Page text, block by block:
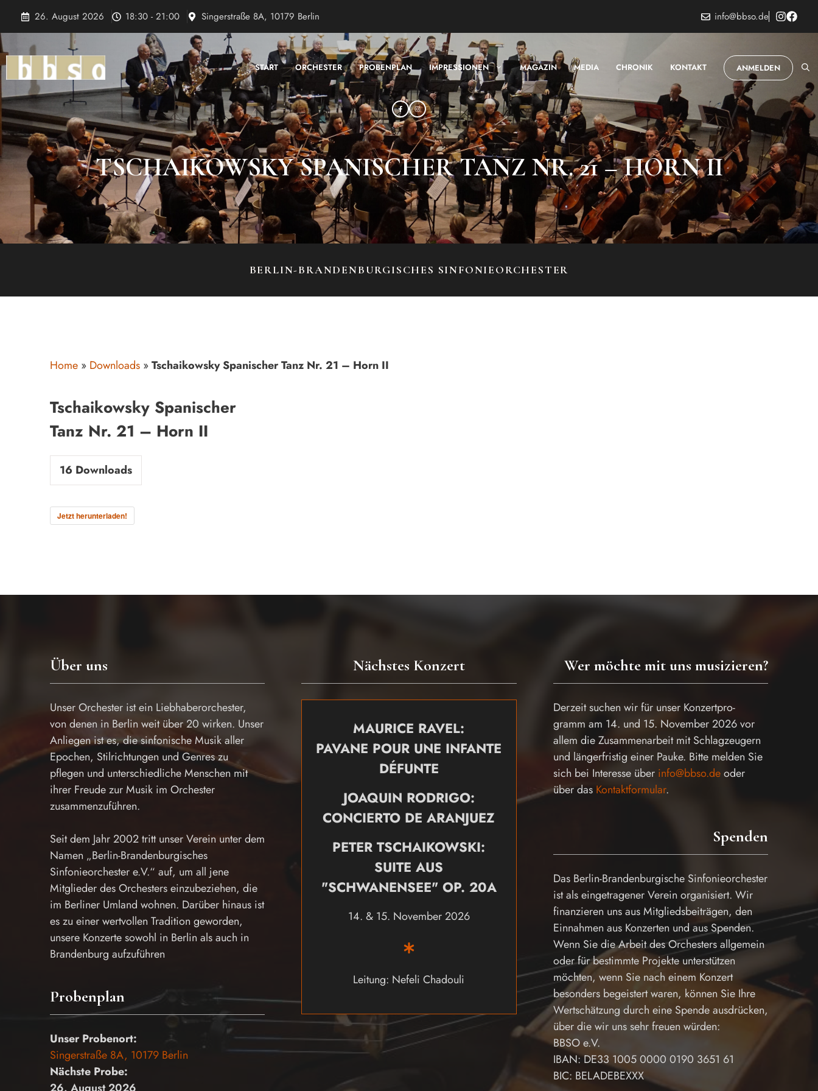
Inhalt
springen
26. August 2026 18:30 - 21:00 Singerstraße 8A, 10179 Berlin info@bbso.de
START ORCHESTER PROBENPLAN IMPRESSIONEN MAGAZIN MEDIA CHRONIK KONTAKT ANMELDEN
TSCHAIKOWSKY SPANISCHER TANZ NR. 21 – HORN II
BERLIN-BRANDENBURGISCHES SINFONIEORCHESTER
Home » Downloads »Tschaikowsky Spanischer Tanz Nr. 21 – Horn II
Tschaikowsky Spanischer
Tanz Nr. 21 – Horn II
16 Downloads
Jetzt herunterladen!
Über uns
Unser Orchester ist ein Liebhaberorchester,
von denen in Berlin weit über 20 wirken. Unser
Anliegen ist es, die sinfonische Musik aller
Epochen, Stilrichtungen und Genres zu
pflegen und unterschiedliche Menschen mit
ihrer Freude zur Musik im Orchester
zusammenzuführen.
Seit dem Jahr 2002 tritt unser Verein unter dem
Namen „Berlin-Brandenburgisches
Sinfonieorchester e.V.“ auf, um all jene
Mitglieder des Orchesters einzubeziehen, die
im Berliner Umland wohnen. Darüber hinaus ist
es zu einer wertvollen Tradition geworden,
unsere Konzerte sowohl in Berlin als auch in
Brandenburg aufzuführen
Probenplan
Unser Probenort:
Singerstraße 8A, 10179 Berlin
Nächste Probe:
Nächstes Konzert
MAURICE RAVEL:
PAVANE POUR UNE INFANTE
DÉFUNTE
JOAQUIN RODRIGO:
CONCIERTO DE ARANJUEZ
PETER TSCHAIKOWSKI:
SUITE AUS
"SCHWANENSEE" OP. 20A
14. & 15. November 2026
Leitung: Nefeli Chadouli
Wer möchte mit uns musizieren?
Derzeit suchen wir für unser Konzertpro-
gramm am 14. und 15. November 2026 vor
allem die Zusammenarbeit mit Schlagzeugern
und längerfristig einer Pauke. Bitte melden Sie
sich bei Interesse über info@bbso.deoder
über das Kontaktformular.
Spenden
Das Berlin-Brandenburgische Sinfonieorchester
ist als eingetragener Verein organisiert. Wir
finanzieren uns aus Mitgliedsbeiträgen, den
Einnahmen aus Konzerten und aus Spenden.
Wenn Sie die Arbeit des Orchesters allgemein
oder für bestimmte Projekte unterstützen
möchten, wenn Sie nach einem Konzert
besonders begeistert waren, können Sie Ihre
Wertschätzung durch eine Spende ausdrücken,
über die wir uns sehr freuen würden:
BBSO e.V.
IBAN: DE33 1005 0000 0190 3651 61
BIC: BELADEBEXXX